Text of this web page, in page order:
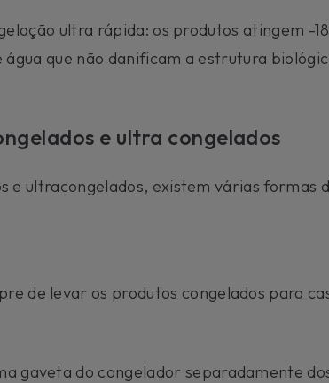
ultra rápida: os produtos atingem -
que não danificam a estrutura
e ultra congelados
e ultracongelados, existem várias formas
de levar os produtos congelados para
gaveta do congelador separadamente